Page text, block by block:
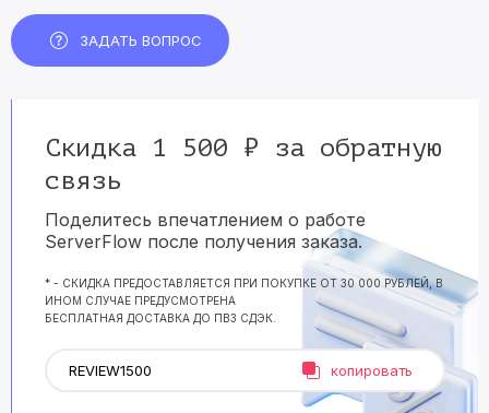
ЗАДАТЬ ВОПРОС
Скидка 1 500 ₽ за обратную
связь
Поделитесь впечатлением о работе
ServerFlow после получения заказа.
* - СКИДКА ПРЕДОСТАВЛЯЕТСЯ ПРИ ПОКУПКЕ ОТ 30 000 РУБЛЕЙ, В
ИНОМ СЛУЧАЕ ПРЕДУСМОТРЕНА
БЕСПЛАТНАЯ ДОСТАВКА ДО ПВЗ СДЭК.
копировать